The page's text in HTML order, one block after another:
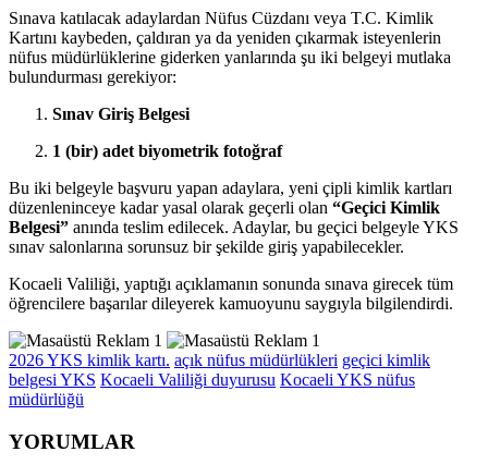
Sınava katılacak adaylardan Nüfus Cüzdanı veya T.C. Kimlik
Kartını kaybeden, çaldıran ya da yeniden çıkarmak isteyenlerin
nüfus müdürlüklerine giderken yanlarında şu iki belgeyi mutlaka
bulundurması gerekiyor:
Sınav Giriş Belgesi
1 (bir) adet biyometrik fotoğraf
Bu iki belgeyle başvuru yapan adaylara, yeni çipli kimlik kartları
düzenleninceye kadar yasal olarak geçerli olan “Geçici Kimlik
Belgesi” anında teslim edilecek. Adaylar, bu geçici belgeyle YKS
sınav salonlarına sorunsuz bir şekilde giriş yapabilecekler.
Kocaeli Valiliği, yaptığı açıklamanın sonunda sınava girecek tüm
öğrencilere başarılar dileyerek kamuoyunu saygıyla bilgilendirdi.
2026 YKS kimlik kartı. açık nüfus müdürlükleri geçici kimlik
belgesi YKS Kocaeli Valiliği duyurusu Kocaeli YKS nüfus
müdürlüğü
YORUMLAR